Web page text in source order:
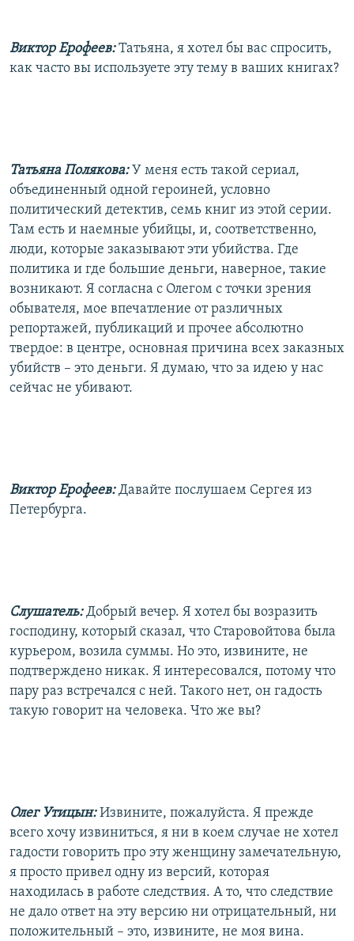
Виктор Ерофеев:Татьяна, я хотел бы вас спросить,
как часто вы используете эту тему в ваших книгах?
Татьяна Полякова:У меня есть такой сериал,
объединенный одной героиней, условно
политический детектив, семь книг из этой серии.
Там есть и наемные убийцы, и, соответственно,
люди, которые заказывают эти убийства. Где
политика и где большие деньги, наверное, такие
возникают. Я согласна с Олегом с точки зрения
обывателя, мое впечатление от различных
репортажей, публикаций и прочее абсолютно
твердое: в центре, основная причина всех заказных
убийств – это деньги. Я думаю, что за идею у нас
сейчас не убивают.
Виктор Ерофеев:Давайте послушаем Сергея из
Петербурга.
Слушатель:Добрый вечер. Я хотел бы возразить
господину, который сказал, что Старовойтова была
курьером, возила суммы. Но это, извините, не
подтверждено никак. Я интересовался, потому что
пару раз встречался с ней. Такого нет, он гадость
такую говорит на человека. Что же вы?
Олег Утицын:Извините, пожалуйста. Я прежде
всего хочу извиниться, я ни в коем случае не хотел
гадости говорить про эту женщину замечательную,
я просто привел одну из версий, которая
находилась в работе следствия. А то, что следствие
не дало ответ на эту версию ни отрицательный, ни
положительный – это, извините, не моя вина.